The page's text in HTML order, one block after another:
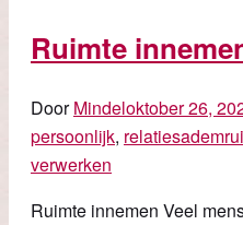
Ruimte
DoorMindeloktober 26,
persoonlijk, relaties
verwerken
Ruimte innemen Veel